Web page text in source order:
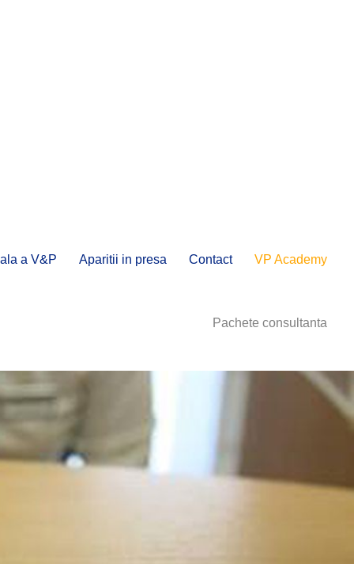
a V&P Aparitii in presa Contact VP Academy
Pachete consultanta